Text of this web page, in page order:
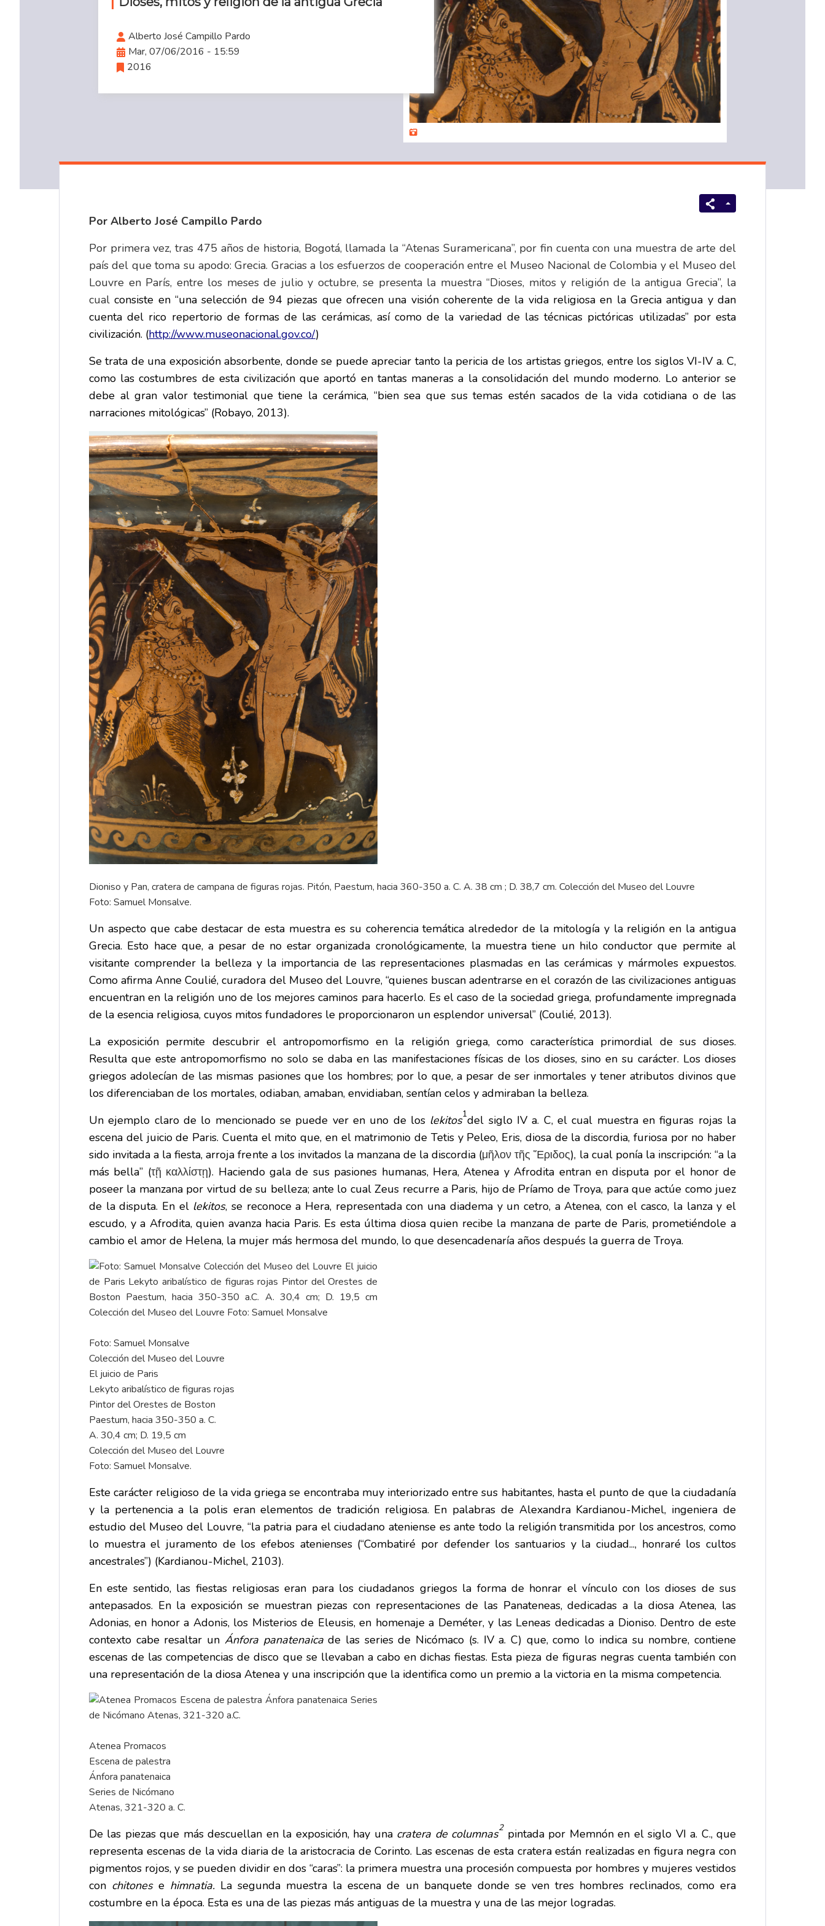
Alberto José Campillo Pardo
Mar, 07/06/2016 - 15:59
2016
Por Alberto José Campillo Pardo
Por primera vez, tras 475 años de historia, Bogotá, llamada la “Atenas Suramericana”, por fin cuenta con una muestra de arte del
país del que toma su apodo: Grecia. Gracias a los esfuerzos de cooperación entre el Museo Nacional de Colombia y el Museo del
Louvre en París, entre los meses de julio y octubre, se presenta la muestra “Dioses, mitos y religión de la antigua Grecia”, la
cual consiste en “una selección de 94 piezas que ofrecen una visión coherente de la vida religiosa en la Grecia antigua y dan
cuenta del rico repertorio de formas de las cerámicas, así como de la variedad de las técnicas pictóricas utilizadas” por esta
civilización. (http://www.museonacional.gov.co/)
Se trata de una exposición absorbente, donde se puede apreciar tanto la pericia de los artistas griegos, entre los siglos VI-IV a. C,
como las costumbres de esta civilización que aportó en tantas maneras a la consolidación del mundo moderno. Lo anterior se
debe al gran valor testimonial que tiene la cerámica, “bien sea que sus temas estén sacados de la vida cotidiana o de las
narraciones mitológicas” (Robayo, 2013).
Dioniso y Pan, cratera de campana de figuras rojas. Pitón, Paestum, hacia 360-350 a. C. A. 38 cm ; D. 38,7 cm. Colección del Museo del Louvre
Foto: Samuel Monsalve.
Un aspecto que cabe destacar de esta muestra es su coherencia temática alrededor de la mitología y la religión en la antigua
Grecia. Esto hace que, a pesar de no estar organizada cronológicamente, la muestra tiene un hilo conductor que permite al
visitante comprender la belleza y la importancia de las representaciones plasmadas en las cerámicas y mármoles expuestos.
Como afirma Anne Coulié, curadora del Museo del Louvre, “quienes buscan adentrarse en el corazón de las civilizaciones antiguas
encuentran en la religión uno de los mejores caminos para hacerlo. Es el caso de la sociedad griega, profundamente impregnada
de la esencia religiosa, cuyos mitos fundadores le proporcionaron un esplendor universal” (Coulié, 2013).
La exposición permite descubrir el antropomorfismo en la religión griega, como característica primordial de sus dioses.
Resulta que este antropomorfismo no solo se daba en las manifestaciones físicas de los dioses, sino en su carácter. Los dioses
griegos adolecían de las mismas pasiones que los hombres; por lo que, a pesar de ser inmortales y tener atributos divinos que
los diferenciaban de los mortales, odiaban, amaban, envidiaban, sentían celos y admiraban la belleza.
Un ejemplo claro de lo mencionado se puede ver en uno de los lekitos1del siglo IV a. C, el cual muestra en figuras rojas la
escena del juicio de Paris. Cuenta el mito que, en el matrimonio de Tetis y Peleo, Eris, diosa de la discordia, furiosa por no haber
sido invitada a la fiesta, arroja frente a los invitados la manzana de la discordia (μῆλον τῆς Ἔριδος), la cual ponía la inscripción: “a la
más bella” (τῇ καλλίστῃ). Haciendo gala de sus pasiones humanas, Hera, Atenea y Afrodita entran en disputa por el honor de
poseer la manzana por virtud de su belleza; ante lo cual Zeus recurre a Paris, hijo de Príamo de Troya, para que actúe como juez
de la disputa. En el lekitos, se reconoce a Hera, representada con una diadema y un cetro, a Atenea, con el casco, la lanza y el
escudo, y a Afrodita, quien avanza hacia Paris. Es esta última diosa quien recibe la manzana de parte de Paris, prometiéndole a
cambio el amor de Helena, la mujer más hermosa del mundo, lo que desencadenaría años después la guerra de Troya.
Foto: Samuel Monsalve
Colección del Museo del Louvre
El juicio de Paris
Lekyto aribalístico de figuras rojas
Pintor del Orestes de Boston
Paestum, hacia 350-350 a. C.
A. 30,4 cm; D. 19,5 cm
Colección del Museo del Louvre
Foto: Samuel Monsalve.
Este carácter religioso de la vida griega se encontraba muy interiorizado entre sus habitantes, hasta el punto de que la ciudadanía
y la pertenencia a la polis eran elementos de tradición religiosa. En palabras de Alexandra Kardianou-Michel, ingeniera de
estudio del Museo del Louvre, “la patria para el ciudadano ateniense es ante todo la religión transmitida por los ancestros, como
lo muestra el juramento de los efebos atenienses (“Combatiré por defender los santuarios y la ciudad..., honraré los cultos
ancestrales”) (Kardianou-Michel, 2103).
En este sentido, las fiestas religiosas eran para los ciudadanos griegos la forma de honrar el vínculo con los dioses de sus
antepasados. En la exposición se muestran piezas con representaciones de las Panateneas, dedicadas a la diosa Atenea, las
Adonias, en honor a Adonis, los Misterios de Eleusis, en homenaje a Deméter, y las Leneas dedicadas a Dioniso. Dentro de este
contexto cabe resaltar un Ánfora panatenaicade las series de Nicómaco (s. IV a. C) que, como lo indica su nombre, contiene
escenas de las competencias de disco que se llevaban a cabo en dichas fiestas. Esta pieza de figuras negras cuenta también con
una representación de la diosa Atenea y una inscripción que la identifica como un premio a la victoria en la misma competencia.
Atenea Promacos
Escena de palestra
Ánfora panatenaica
Series de Nicómano
Atenas, 321-320 a. C.
De las piezas que más descuellan en la exposición, hay una cratera de columnas2 pintada por Memnón en el siglo VI a. C., que
representa escenas de la vida diaria de la aristocracia de Corinto. Las escenas de esta crateraestán realizadas en figura negra con
pigmentos rojos, y se pueden dividir en dos “caras”: la primera muestra una procesión compuesta por hombres y mujeres vestidos
con chitonese himnatia. La segunda muestra la escena de un banquete donde se ven tres hombres reclinados, como era
costumbre en la época. Esta es una de las piezas más antiguas de la muestra y una de las mejor logradas.